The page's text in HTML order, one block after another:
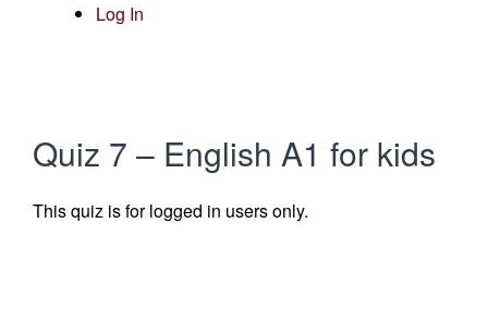
Log In
Quiz 7 – English A1 for kids
This quiz is for logged in users only.